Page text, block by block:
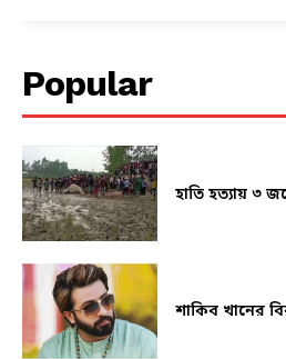
Popular
হাতি হত্যায় ৩
শাকিব খানের